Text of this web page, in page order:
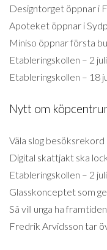
Designtorget öppnar i
Apoteket öppnar i
Miniso öppnar första
Etableringskollen – 2
Etableringskollen – 18
Nytt om
Väla slog besöksrekord
Digital skattjakt ska
Etableringskollen – 2
Glasskonceptet som
Så vill unga ha
Fredrik Arvidsson tar